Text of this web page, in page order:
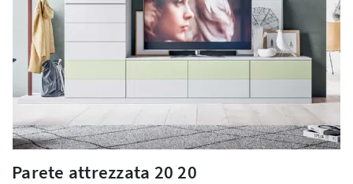
Parete attrezzata 20 20